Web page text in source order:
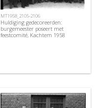
MT1958_2105-2106
Huldiging gedecoreerden:
burgemeester poseert met
feestcomité, Kachtem 1958